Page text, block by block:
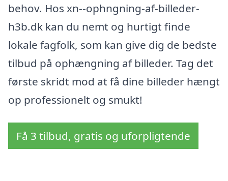
behov. Hos xn--ophngning-af-billeder-
h3b.dk kan du nemt og hurtigt finde
lokale fagfolk, som kan give dig de bedste
tilbud på ophængning af billeder. Tag det
første skridt mod at få dine billeder hængt
op professionelt og smukt!
Få 3 tilbud, gratis og uforpligtende